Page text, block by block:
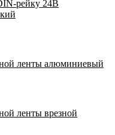
рейку 24В
ленты алюминиевый
ленты врезной